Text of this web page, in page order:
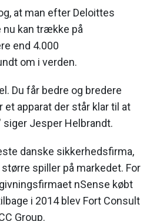
at man efter Deloittes
nu kan trække på
end 4.000
om i verden.
Du får bedre og bredere
et apparat der står klar til at
Jesper Helbrandt.
danske sikkerhedsfirma,
spiller på markedet. For
nSense købt
i 2014 blev Fort Consult
Group.